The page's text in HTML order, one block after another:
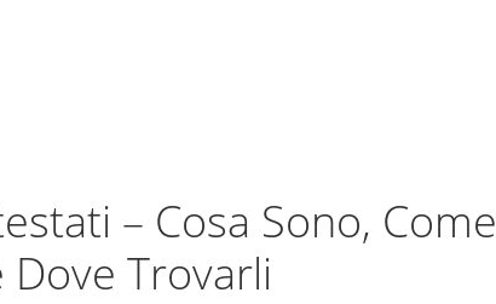
– Cosa Sono, Come
Trovarli